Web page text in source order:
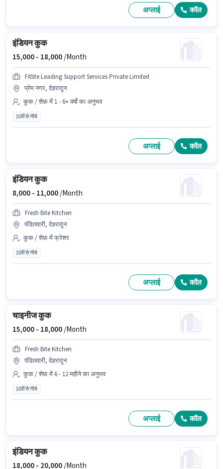
अप्लाई कॉल
इंडियन कुक
15,000 - 18,000/Month
Fitlite Leading Support Services Private Limited
प्रेम नगर, देहरादून
कुक / शेफ़ में 1 - 6+ वर्षो का अनुभव
10वीं से नीचे
अप्लाई कॉल
इंडियन कुक
8,000 - 11,000/Month
Fresh Bite Kitchen
पंडितवारी, देहरादून
कुक / शेफ़ में फ्रेशर
10वीं से नीचे
अप्लाई कॉल
चाइनीज कुक
15,000 - 18,000/Month
Fresh Bite Kitchen
पंडितवारी, देहरादून
कुक / शेफ़ में 6 - 12 महीने का अनुभव
10वीं से नीचे
अप्लाई कॉल
इंडियन कुक
18,000 - 20,000/Month